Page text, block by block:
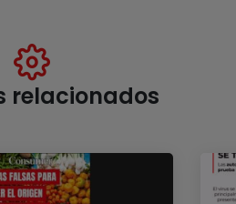
relacionados